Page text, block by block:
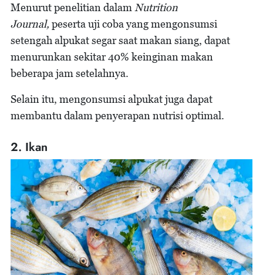
Menurut penelitian dalam Nutrition
Journal, peserta uji coba yang mengonsumsi
setengah alpukat segar saat makan siang, dapat
menurunkan sekitar 40% keinginan makan
beberapa jam setelahnya.
Selain itu, mengonsumsi alpukat juga dapat
membantu dalam penyerapan nutrisi optimal.
2. Ikan